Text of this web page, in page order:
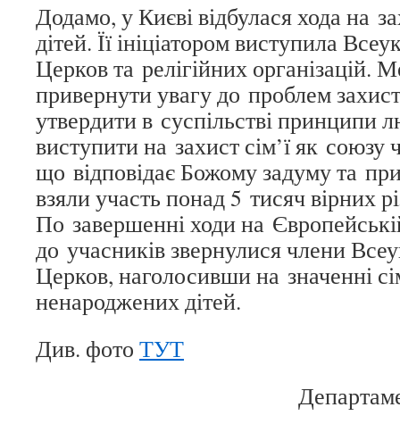
Додамо, у Києві відбулася хода на
дітей. Її ініціатором виступила
Церков та релігійних організацій.
привернути увагу до проблем
утвердити в суспільстві принципи
виступити на захист сім’ї як союзу
що відповідає Божому задуму та
взяли участь понад 5 тисяч вірних
По завершенні ходи на
до учасників звернулися члени
Церков, наголосивши на значенні
ненароджених дітей.
Див. фото ТУТ